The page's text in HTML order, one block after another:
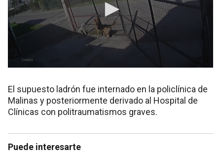
El supuesto ladrón fue internado en la policlínica de
Malinas y posteriormente derivado al Hospital de
Clínicas con politraumatismos graves.
Puede interesarte